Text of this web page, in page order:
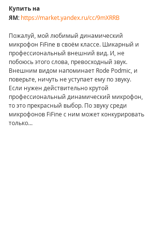
Купить на
ЯМ: https://market.yandex.ru/cc/9mXRRB
Пожалуй, мой любимый динамический
микрофон FiFine в своём классе. Шикарный и
профессиональный внешний вид. И, не
побоюсь этого слова, превосходный звук.
Внешним видом напоминает Rode Podmic, и
поверьте, ничуть не уступает ему по звуку.
Если нужен действительно крутой
профессиональный динамический микрофон,
то это прекрасный выбор. По звуку среди
микрофонов FiFine с ним может конкурировать
только…